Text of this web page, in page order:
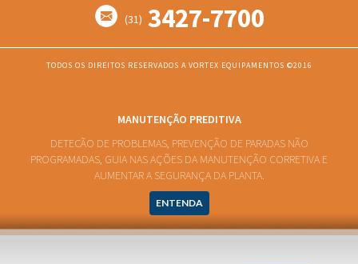
(31) 3427-7700
TODOS OS DIREITOS RESERVADOS A VORTEX EQUIPAMENTOS ©2016
MANUTENÇÃO PREDITIVA
DETECÃO DE PROBLEMAS, PREVENÇÃO DE PARADAS NÃO
PROGRAMADAS, GUIA NAS AÇÕES DA MANUTENÇÃO CORRETIVA E
AUMENTAR A SEGURANÇA DA PLANTA.
ENTENDA